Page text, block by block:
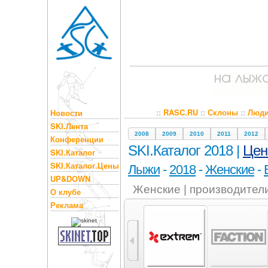
Новости
SKI.Лента
Конференции
SKI.Каталог
SKI.Каталог.Цены
UP&DOWN
О клубе
Реклама
:: RASC.RU:: Склоны::
2008 2009 2010 2011 2012
SKI.Каталог 2018 |
Лыжи - 2018-Женские-
Женские |